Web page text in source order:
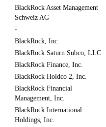
BlackRock Asset Management
Schweiz AG
-
BlackRock, Inc.
BlackRock Saturn Subco, LLC
BlackRock Finance, Inc.
BlackRock Holdco 2, Inc.
BlackRock Financial
Management, Inc.
BlackRock International
Holdings, Inc.